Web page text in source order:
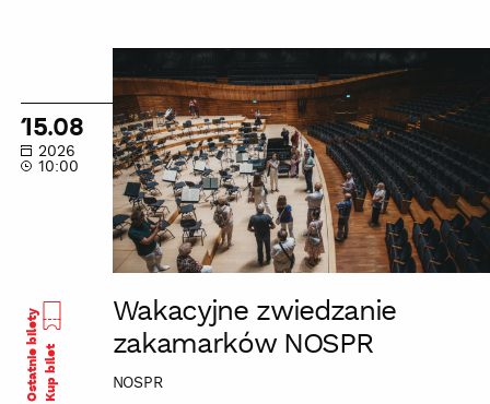
zwiedzanie
zakamarków
NOSPR
15.08
2026
10:00
Wakacyjne zwiedzanie
zakamarków NOSPR
NOSPR
Ostatnie biletyKup bilet